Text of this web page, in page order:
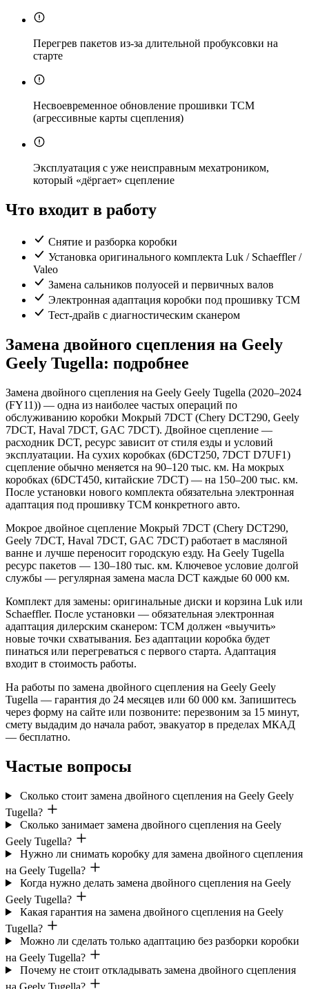
Перегрев пакетов из-за длительной пробуксовки на
старте
Несвоевременное обновление прошивки TCM
(агрессивные карты сцепления)
Эксплуатация с уже неисправным мехатроником,
который «дёргает» сцепление
Что входит в работу
Снятие и разборка коробки
Установка оригинального комплекта Luk / Schaeffler /
Valeo
Замена сальников полуосей и первичных валов
Электронная адаптация коробки под прошивку TCM
Тест-драйв с диагностическим сканером
Замена двойного сцепления на Geely
Geely Tugella: подробнее
Замена двойного сцепления на Geely Geely Tugella (2020–2024
(FY11)) — одна из наиболее частых операций по
обслуживанию коробки Мокрый 7DCT (Chery DCT290, Geely
7DCT, Haval 7DCT, GAC 7DCT). Двойное сцепление —
расходник DCT, ресурс зависит от стиля езды и условий
эксплуатации. На сухих коробках (6DCT250, 7DCT D7UF1)
сцепление обычно меняется на 90–120 тыс. км. На мокрых
коробках (6DCT450, китайские 7DCT) — на 150–200 тыс. км.
После установки нового комплекта обязательна электронная
адаптация под прошивку TCM конкретного авто.
Мокрое двойное сцепление Мокрый 7DCT (Chery DCT290,
Geely 7DCT, Haval 7DCT, GAC 7DCT) работает в масляной
ванне и лучше переносит городскую езду. На Geely Tugella
ресурс пакетов — 130–180 тыс. км. Ключевое условие долгой
службы — регулярная замена масла DCT каждые 60 000 км.
Комплект для замены: оригинальные диски и корзина Luk или
Schaeffler. После установки — обязательная электронная
адаптация дилерским сканером: TCM должен «выучить»
новые точки схватывания. Без адаптации коробка будет
пинаться или перегреваться с первого старта. Адаптация
входит в стоимость работы.
На работы по замена двойного сцепления на Geely Geely
Tugella — гарантия до 24 месяцев или 60 000 км. Запишитесь
через форму на сайте или позвоните: перезвоним за 15 минут,
смету выдадим до начала работ, эвакуатор в пределах МКАД
— бесплатно.
Частые вопросы
Сколько стоит замена двойного сцепления на Geely Geely
Tugella?
Сколько занимает замена двойного сцепления на Geely
Geely Tugella?
Нужно ли снимать коробку для замена двойного сцепления
на Geely Tugella?
Когда нужно делать замена двойного сцепления на Geely
Geely Tugella?
Какая гарантия на замена двойного сцепления на Geely
Tugella?
Можно ли сделать только адаптацию без разборки коробки
на Geely Tugella?
Почему не стоит откладывать замена двойного сцепления
на Geely Tugella?